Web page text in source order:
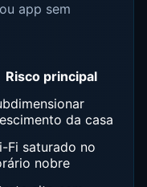
app sem
Risco principal
da casa
Fi saturado no
nobre